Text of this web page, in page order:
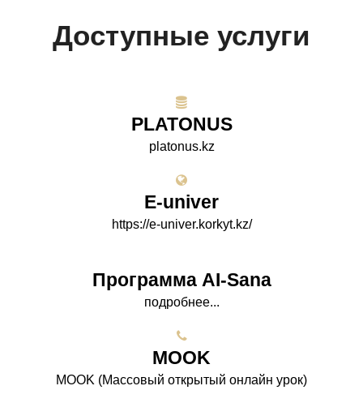
Доступные услуги
PLATONUS
platonus.kz
E-univer
https://e-univer.korkyt.kz/
Программа AI-Sana
подробнее...
МООK
МООK (Массовый открытый онлайн урок)